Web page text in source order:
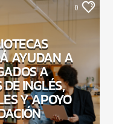
0
AYUDAN A
A
INGLÉS,
Y APOYO